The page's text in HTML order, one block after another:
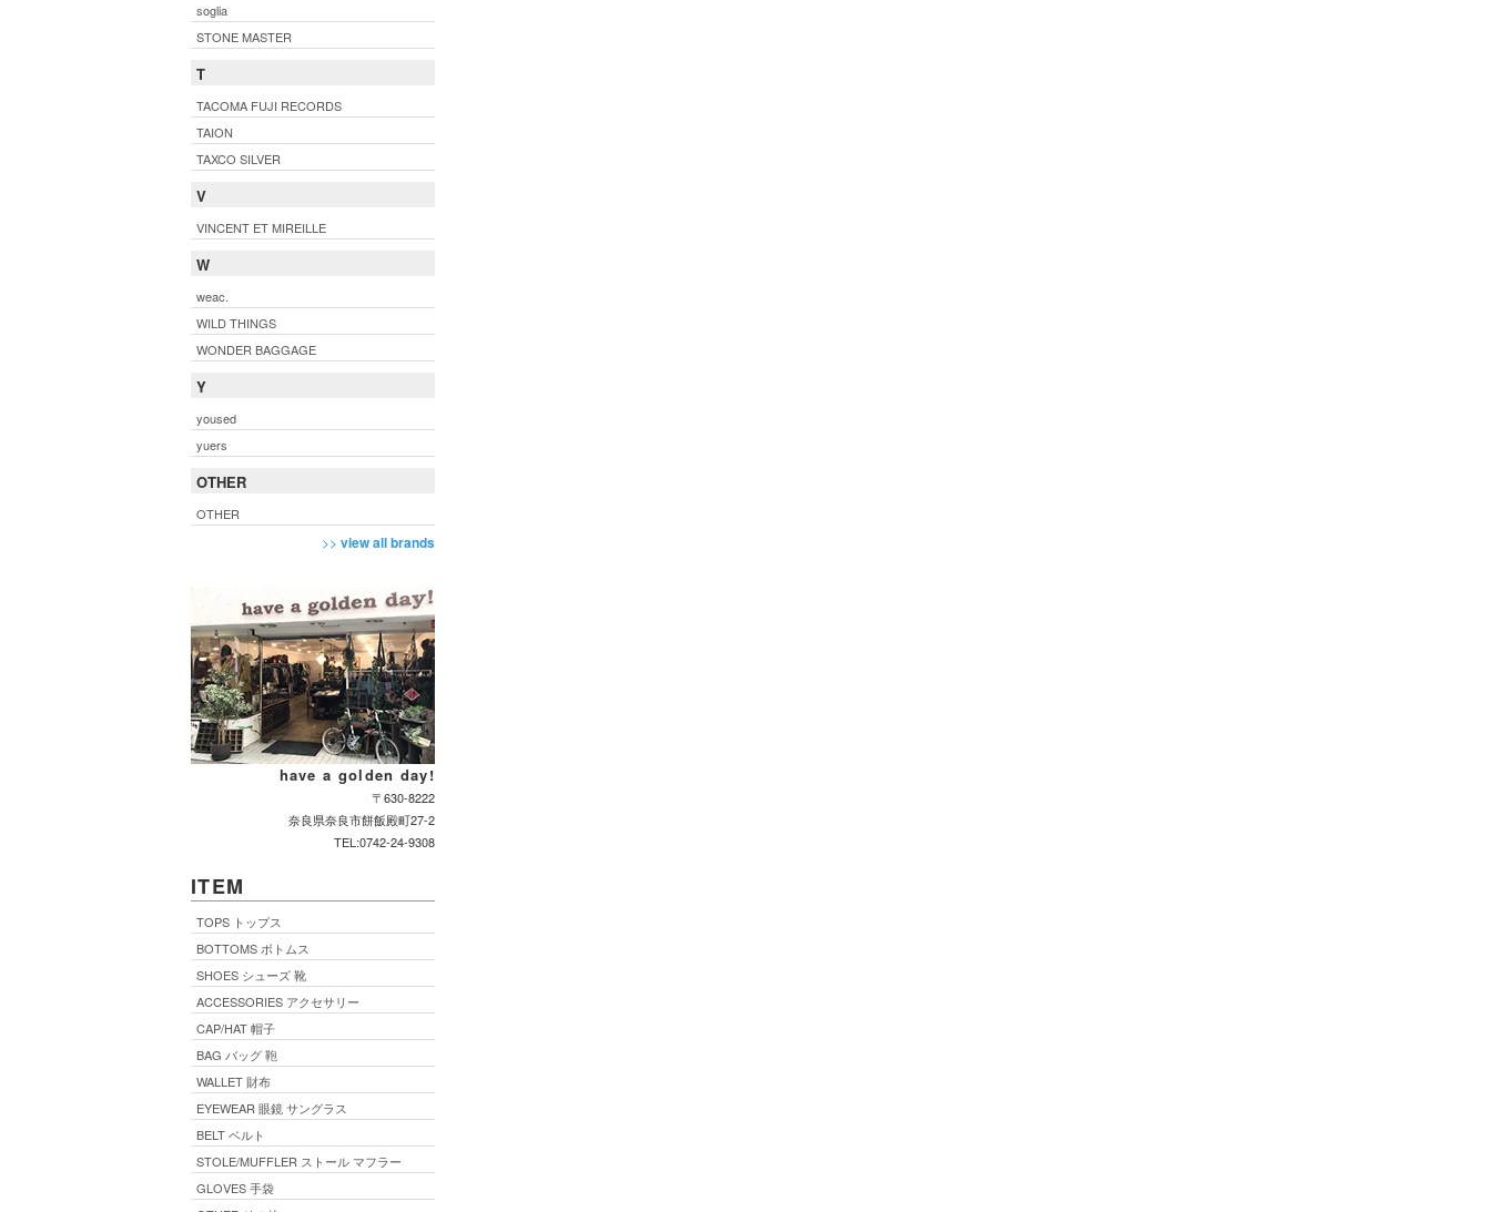
soglia
STONE MASTER
T
TACOMA FUJI RECORDS
TAION
TAXCO SILVER
V
VINCENT ET MIREILLE
W
weac.
WILD THINGS
WONDER BAGGAGE
Y
yoused
yuers
OTHER
OTHER
>> view all brands
have a golden day!
〒630-8222
奈良県奈良市餅飯殿町27-2
TEL:0742-24-9308
ITEM
TOPS トップス
BOTTOMS ボトムス
SHOES シューズ 靴
ACCESSORIES アクセサリー
CAP/HAT 帽子
BAG バッグ 鞄
WALLET 財布
EYEWEAR 眼鏡 サングラス
BELT ベルト
STOLE/MUFFLER ストール マフラー
GLOVES 手袋